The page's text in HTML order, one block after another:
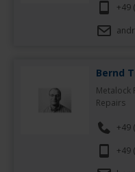
+49
Bernd
Metalock
Repairs
+49
+49